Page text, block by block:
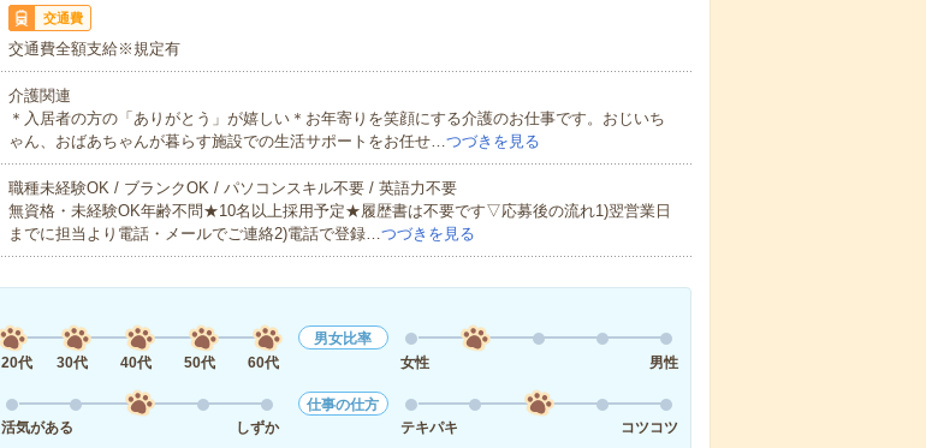
交通費
交通費全額支給※規定有
介護関連
＊入居者の方の「ありがとう」が嬉しい＊お年寄りを笑顔にする介護のお仕事です。おじいち
ゃん、おばあちゃんが暮らす施設での生活サポートをお任せ…つづきを見る
職種未経験OK / ブランクOK / パソコンスキル不要 / 英語力不要
無資格・未経験OK年齢不問★10名以上採用予定★履歴書は不要です▽応募後の流れ1)翌営業日
までに担当より電話・メールでご連絡2)電話で登録…つづきを見る
20代
30代 40代 50代 60代
男女比率
女性
男性
活気がある
しずか
仕事の仕方
テキパキ
コツコツ